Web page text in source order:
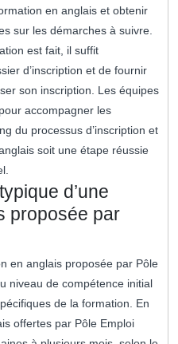
en anglais et obtenir
sur les démarches à suivre.
est fait, il suffit
d’inscription et de fournir
son inscription. Les équipes
accompagner les
du processus d’inscription et
soit une étape réussie
d’une
proposée par
en anglais proposée par Pôle
niveau de compétence initial
de la formation. En
offertes par Pôle Emploi